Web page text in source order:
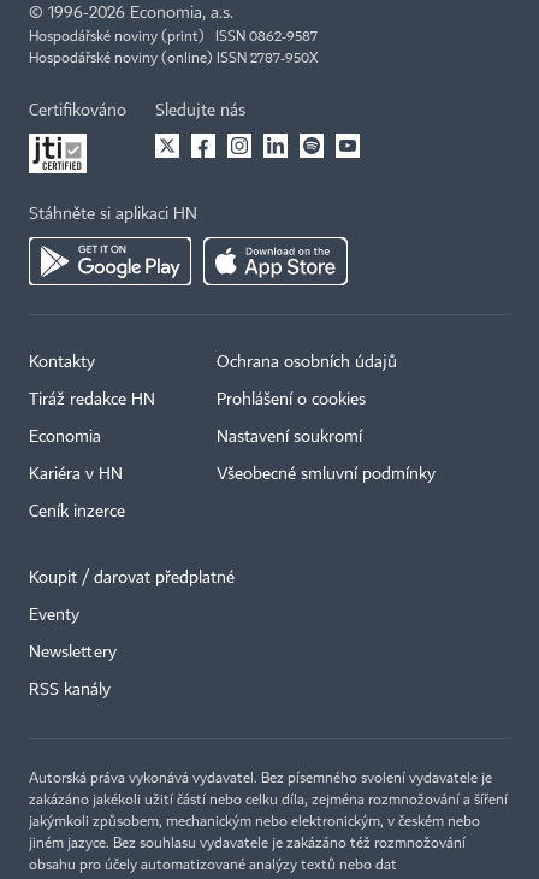
© 1996-2026 Economia, a.s.
Hospodářské noviny (print) ISSN 0862-9587
Hospodářské noviny (online) ISSN 2787-950X
Certifikováno Sledujte nás
Stáhněte si aplikaci HN
Kontakty
Tiráž redakce HN
Economia
Kariéra v HN
Ceník inzerce
Ochrana osobních údajů
Prohlášení o cookies
Nastavení soukromí
Všeobecné smluvní podmínky
Koupit / darovat předplatné
Eventy
Newslettery
RSS kanály
Autorská práva vykonává vydavatel. Bez písemného svolení vydavatele je
zakázáno jakékoli užití částí nebo celku díla, zejména rozmnožování a šíření
jakýmkoli způsobem, mechanickým nebo elektronickým, v českém nebo
jiném jazyce. Bez souhlasu vydavatele je zakázáno též rozmnožování
obsahu pro účely automatizované analýzy textů nebo dat